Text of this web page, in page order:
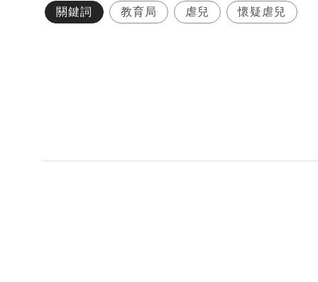
關鍵詞 教育局 虐兒 懷疑虐兒